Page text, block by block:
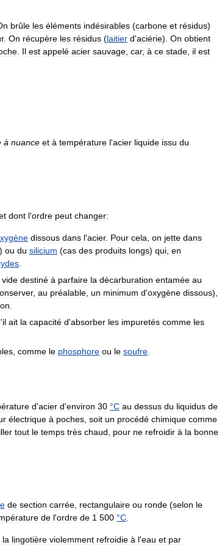
brûle les éléments indésirables (carbone et résidus)
. On récupère les résidus (laitier d'aciérie). On obtient
Il est appelé acier sauvage car, à ce stade il est
à nuance et à température l'acier liquide issu du
dont l'ordre peut changer:
dissous dans l'acier. Pour cela on jette dans
) ou du silicium (cas des produits longs) qui en
vide destiné à parfaire la décarburation entamée au
, au préalable un minimum d'oxygène dissous),
'il ait la capacité d'absorber les impuretés comme les
comme le phosphore ou le soufre
d'acier d'environ 30 °C au dessus du liquidus de
électrique à poches soit un procédé chimique comme
tout le temps très chaud pour ne refroidir à la bonne
de section carrée rectangulaire ou ronde (selon le
de l'ordre de 1 500 °C
la lingotière violemment refroidie à l'eau et par